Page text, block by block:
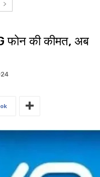
फोन की कीमत, अब